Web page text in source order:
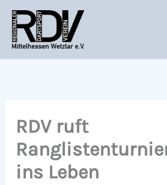
Zum
Inhalt
springen
RDV ruft
ins Leben